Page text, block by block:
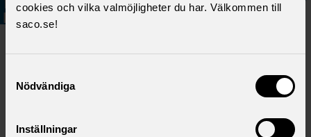
cookies och vilka valmöjligheter du har. Välkommen till
saco.se!
Nödvändiga
Inställningar
Plats:
Agenda: